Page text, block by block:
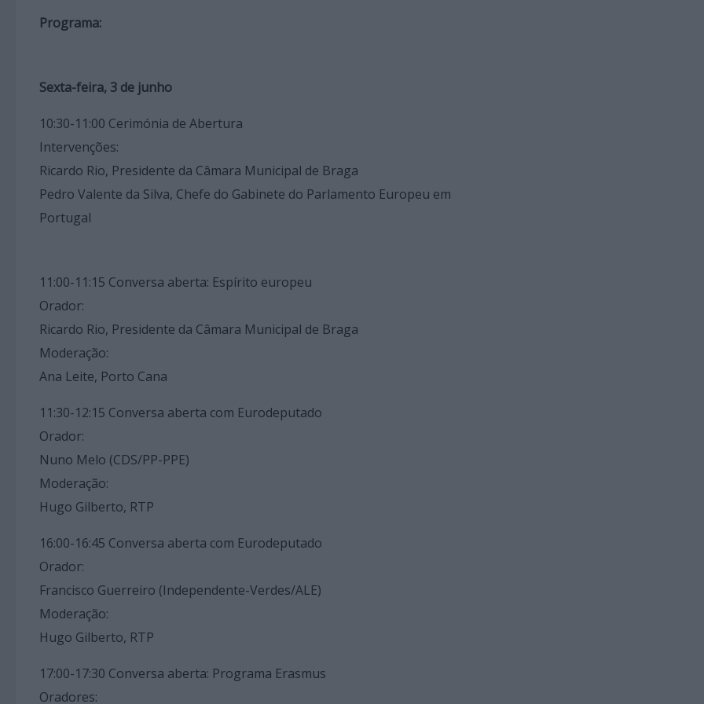
Programa:
Sexta-feira, 3 de junho
10:30-11:00 Cerimónia de Abertura
Intervenções:
Ricardo Rio, Presidente da Câmara Municipal de Braga
Pedro Valente da Silva, Chefe do Gabinete do Parlamento Europeu em
Portugal
11:00-11:15 Conversa aberta: Espírito europeu
Orador:
Ricardo Rio, Presidente da Câmara Municipal de Braga
Moderação:
Ana Leite, Porto Cana
11:30-12:15 Conversa aberta com Eurodeputado
Orador:
Nuno Melo (CDS/PP-PPE)
Moderação:
Hugo Gilberto, RTP
16:00-16:45 Conversa aberta com Eurodeputado
Orador:
Francisco Guerreiro (Independente-Verdes/ALE)
Moderação:
Hugo Gilberto, RTP
17:00-17:30 Conversa aberta: Programa Erasmus
Oradores: